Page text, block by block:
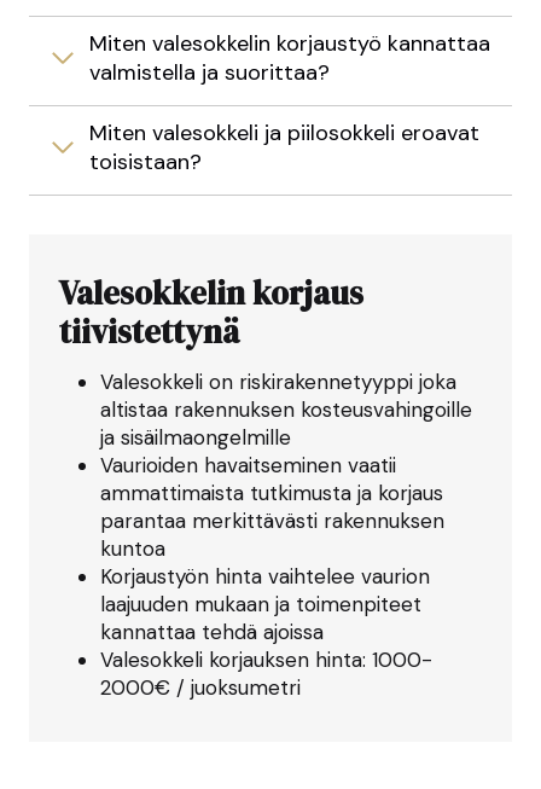
Miten valesokkelin korjaustyö kannattaa
valmistella ja suorittaa?
Miten valesokkeli ja piilosokkeli eroavat
toisistaan?
Valesokkelin korjaus
tiivistettynä
Valesokkeli on riskirakennetyyppi joka
altistaa rakennuksen kosteusvahingoille
ja sisäilmaongelmille
Vaurioiden havaitseminen vaatii
ammattimaista tutkimusta ja korjaus
parantaa merkittävästi rakennuksen
kuntoa
Korjaustyön hinta vaihtelee vaurion
laajuuden mukaan ja toimenpiteet
kannattaa tehdä ajoissa
Valesokkeli korjauksen hinta: 1000-
2000€ / juoksumetri